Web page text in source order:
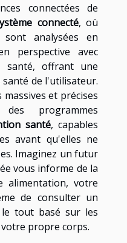
connectées de
connecté, où
sont analysées en
perspective avec
santé, offrant une
de l'utilisateur.
et précises
programmes
santé, capables
avant qu'elles ne
Imaginez un futur
vous informe de la
alimentation, votre
de consulter un
tout basé sur les
propre corps.